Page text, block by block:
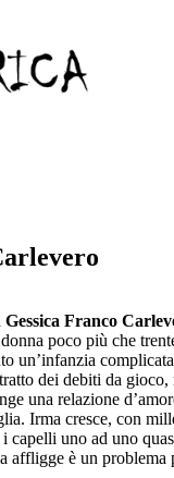
Gessica Franco
poco più che
un’infanzia
dei debiti da gioco,
una relazione
Irma cresce, con
capelli uno ad uno
affligge è un problema